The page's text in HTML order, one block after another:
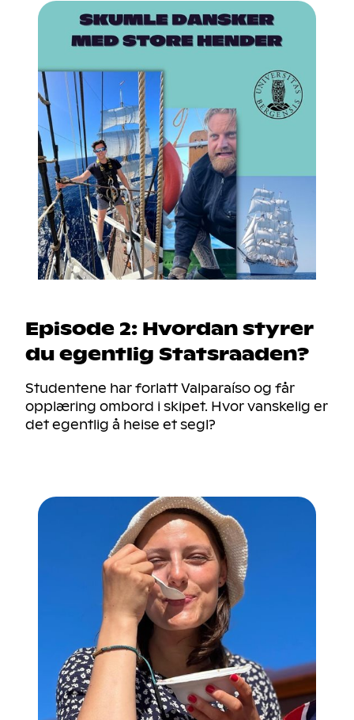
Episode 2: Hvordan styrer
du egentlig Statsraaden?
Studentene har forlatt Valparaíso og får
opplæring ombord i skipet. Hvor vanskelig er
det egentlig å heise et segl?